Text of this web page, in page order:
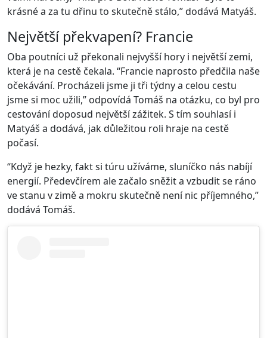
krásné a za tu dřinu to skutečně stálo,” dodává Matyáš.
Největší překvapení? Francie
Oba poutníci už překonali nejvyšší hory i největší zemi,
která je na cestě čekala. “Francie naprosto předčila naše
očekávání. Procházeli jsme ji tři týdny a celou cestu
jsme si moc užili,” odpovídá Tomáš na otázku, co byl pro
cestování doposud největší zážitek. S tím souhlasí i
Matyáš a dodává, jak důležitou roli hraje na cestě
počasí.
“Když je hezky, fakt si túru užíváme, sluníčko nás nabíjí
energií. Předevčírem ale začalo sněžit a vzbudit se ráno
ve stanu v zimě a mokru skutečně není nic příjemného,”
dodává Tomáš.